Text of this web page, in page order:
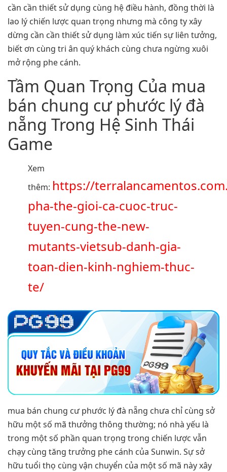
cần cần thiết sử dụng cùng hệ điều hành, đồng thời là
lao lý chiến lược quan trọng nhưng mà công ty xây
dừng cần cần thiết sử dụng làm xúc tiến sự liên tưởng,
biết ơn cùng tri ân quý khách cùng chưa ngừng xuôi
mở rộng phe cánh.
Tầm Quan Trọng Của mua
bán chung cư phước lý đà
nẵng Trong Hệ Sinh Thái
Game
Xem
thêm: https://
pha-the-gioi-ca-cuoc-truc-
tuyen-cung-the-new-
mutants-vietsub-danh-gia-
toan-dien-kinh-nghiem-thuc-
te/
mua bán chung cư phước lý đà nẵng chưa chỉ cùng sở
hữu một số mã thưởng thông thường; nó nhà yếu là
trong một số phần quan trọng trong chiến lược vẫn
chạy cùng tăng trưởng phe cánh của Sunwin. Sự sở
hữu tuổi thọ cùng vận chuyển của một số mã này xây